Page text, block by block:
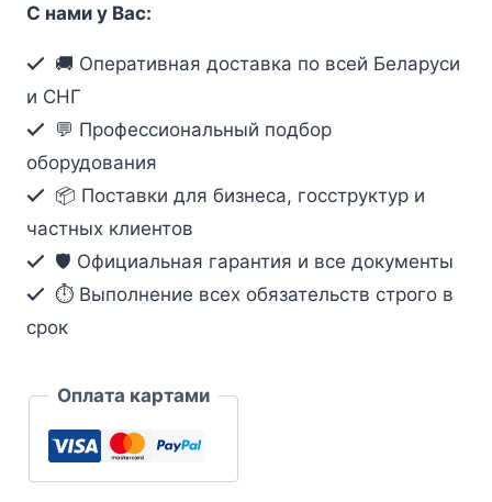
Glossa
цвет
цвет
Алюминий
С нами у Вас:
🚚 Оперативная доставка по всей Беларуси
и СНГ
💬 Профессиональный подбор
оборудования
📦 Поставки для бизнеса, госструктур и
частных клиентов
🛡️ Официальная гарантия и все документы
⏱ Выполнение всех обязательств строго в
срок
Оплата картами